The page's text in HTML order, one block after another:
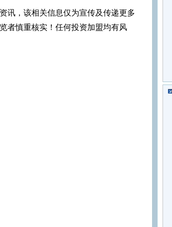
讯，该相关信息仅为宣传及传递更多
者慎重核实！任何投资加盟均有风